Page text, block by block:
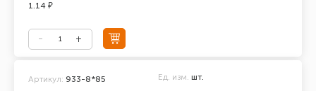
1.14 ₽
Артикул: 933-8*85 Ед. изм. шт.